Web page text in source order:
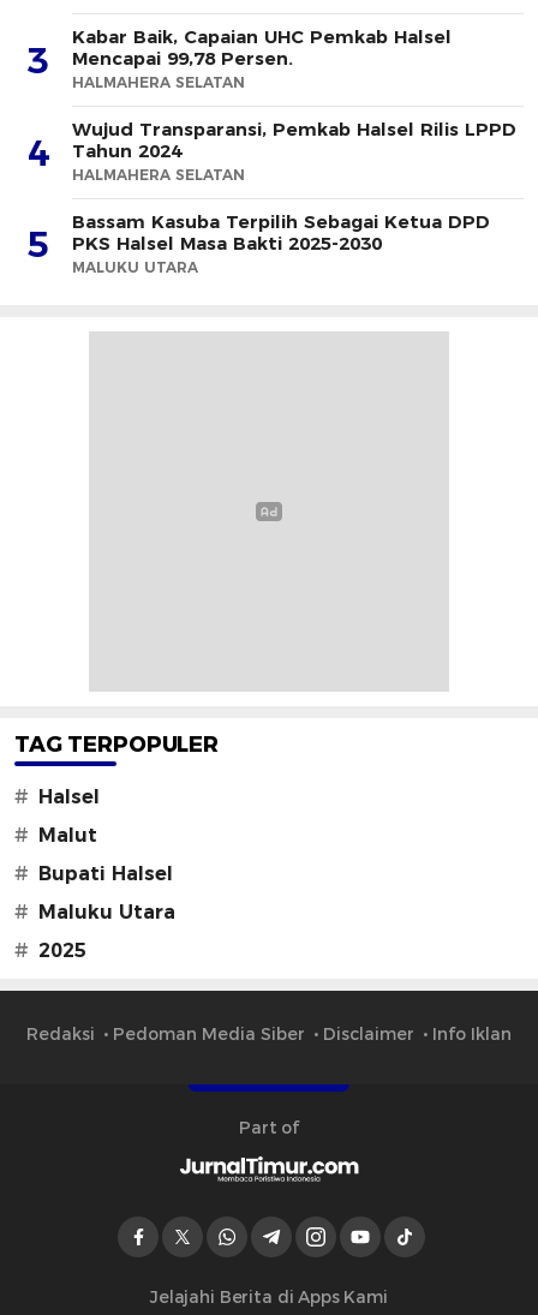
3
Kabar Baik, Capaian UHC Pemkab Halsel
Mencapai 99,78 Persen.
HALMAHERA SELATAN
4
Wujud Transparansi, Pemkab Halsel Rilis LPPD
Tahun 2024
HALMAHERA SELATAN
5
Bassam Kasuba Terpilih Sebagai Ketua DPD
PKS Halsel Masa Bakti 2025-2030
MALUKU UTARA
TAG TERPOPULER
#
Halsel
#
Malut
#
Bupati Halsel
#
Maluku Utara
# 2025
Redaksi Pedoman Media Siber Disclaimer Info Iklan
Part of
Jelajahi Berita di Apps Kami